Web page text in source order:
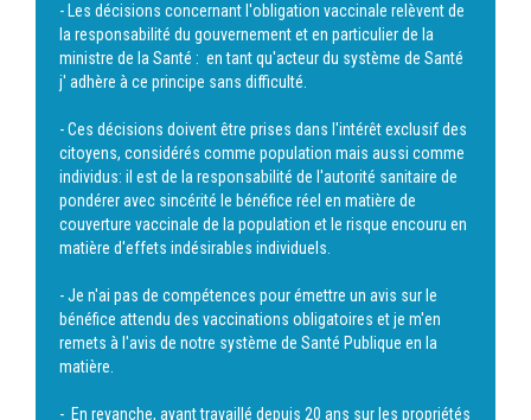
- Les décisions concernant l'obligation vaccinale relèvent de
la responsabilité du gouvernement et en particulier de la
ministre de la Santé : en tant qu'acteur du système de Santé
j' adhère à ce principe sans difficulté.
- Ces décisions doivent être prises dans l'intérêt exclusif des
citoyens, considérés comme population mais aussi comme
individus: il est de la responsabilité de l'autorité sanitaire de
pondérer avec sincérité le bénéfice réel en matière de
couverture vaccinale de la population et le risque encouru en
matière d'effets indésirables individuels.
- Je n'ai pas de compétences pour émettre un avis sur le
bénéfice attendu des vaccinations obligatoires et je m'en
remets à l'avis de notre système de Santé Publique en la
matière.
- En revanche, ayant travaillé depuis 20 ans sur les propriétés